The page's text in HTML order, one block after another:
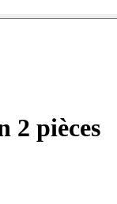
2 pièces